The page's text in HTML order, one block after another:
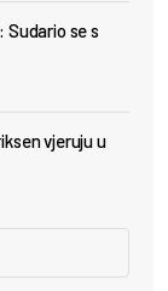
se s
vjeruju u